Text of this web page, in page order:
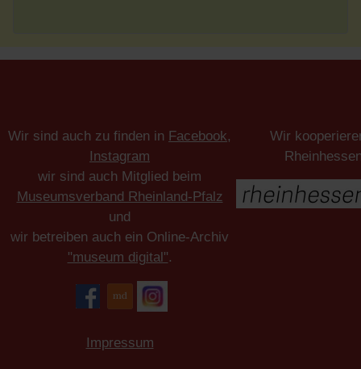
Wir sind auch zu finden in Facebook,
Instagram
wir sind auch Mitglied beim
Museumsverband Rheinland-Pfalz
und
wir betreiben auch ein Online-Archiv
"museum digital".
Impressum
Wir